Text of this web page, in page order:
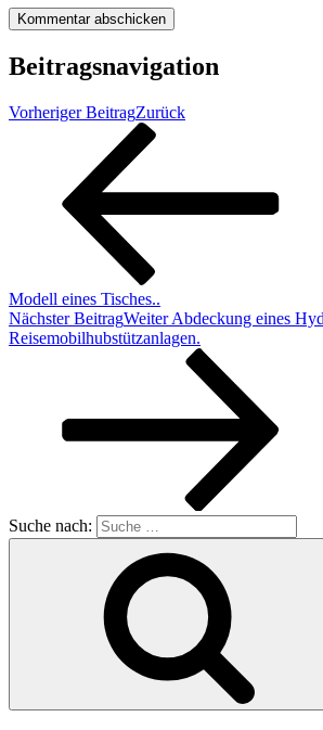
Beitragsnavigation
Vorheriger BeitragZurück
Modell eines Tisches..
Nächster BeitragWeiter Abdeckung eines
Reisemobilhubstützanlagen.
Suche nach: